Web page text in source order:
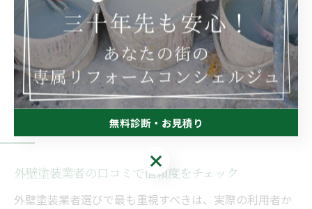
賢い選択が、住まいの資産価値を長く守ります。
口コミや評判からわかる業者の
外壁塗装業者の口コミで信頼度をチェック
外壁塗装業者選びで最も重視すべきは、実際の利用者か
無料診断・お見積り
無料診断・お見積り